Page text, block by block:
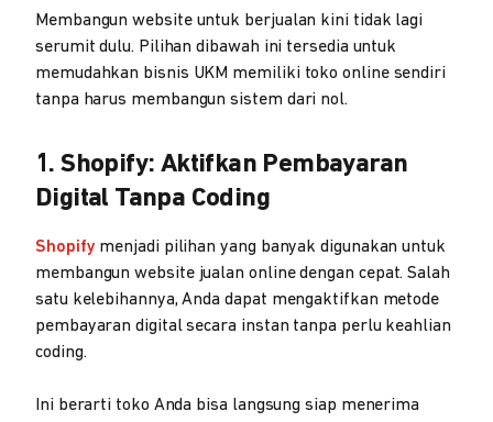
Membangun website untuk berjualan kini tidak lagi
serumit dulu. Pilihan dibawah ini tersedia untuk
memudahkan bisnis UKM memiliki toko online sendiri
tanpa harus membangun sistem dari nol.
1. Shopify: Aktifkan Pembayaran
Digital Tanpa Coding
Shopify menjadi pilihan yang banyak digunakan untuk
membangun website jualan online dengan cepat. Salah
satu kelebihannya, Anda dapat mengaktifkan metode
pembayaran digital secara instan tanpa perlu keahlian
coding.
Ini berarti toko Anda bisa langsung siap menerima